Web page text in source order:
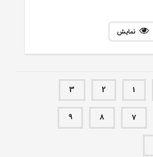
نمایش
1
2
3
7
8
9